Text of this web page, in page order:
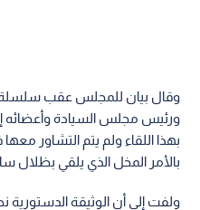
وقال بيان للمجلس عقب سلسلة
ورئيس مجلس السيادة وأعضائه
بهذا اللقاء ولم يتم التشاور
بالأمر المخل الذي يلقي بظلال
ولفت إلى أن الوثيقة